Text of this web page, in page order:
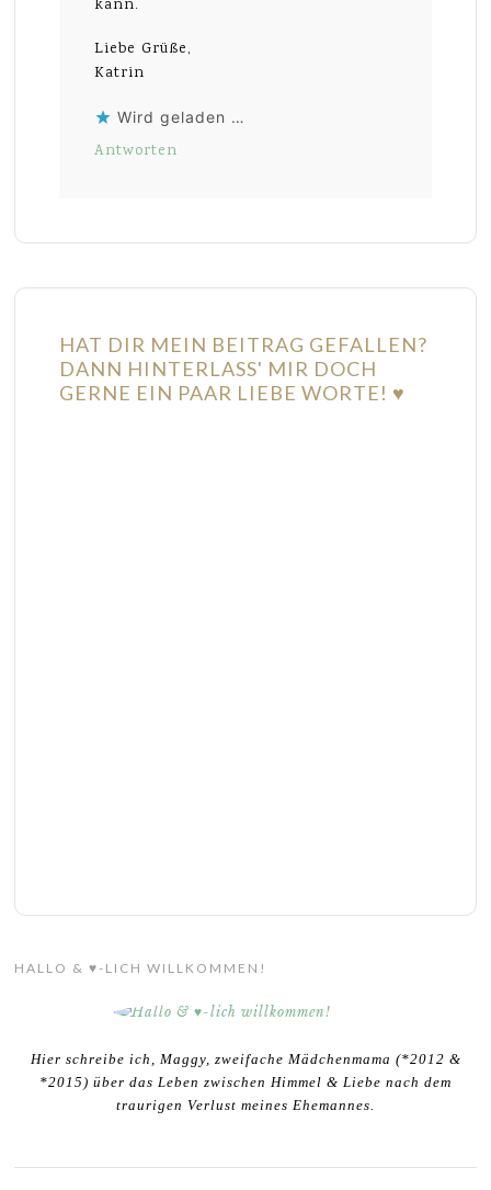
kann.
Liebe Grüße,
Katrin
Wird geladen …
Antworten
HAT DIR MEIN BEITRAG GEFALLEN?
DANN HINTERLASS' MIR DOCH
GERNE EIN PAAR LIEBE WORTE! ♥
HALLO & ♥-LICH WILLKOMMEN!
Hier schreibe ich, Maggy, zweifache Mädchenmama (*2012 &
*2015) über das Leben zwischen Himmel & Liebe nach dem
traurigen Verlust meines Ehemannes.